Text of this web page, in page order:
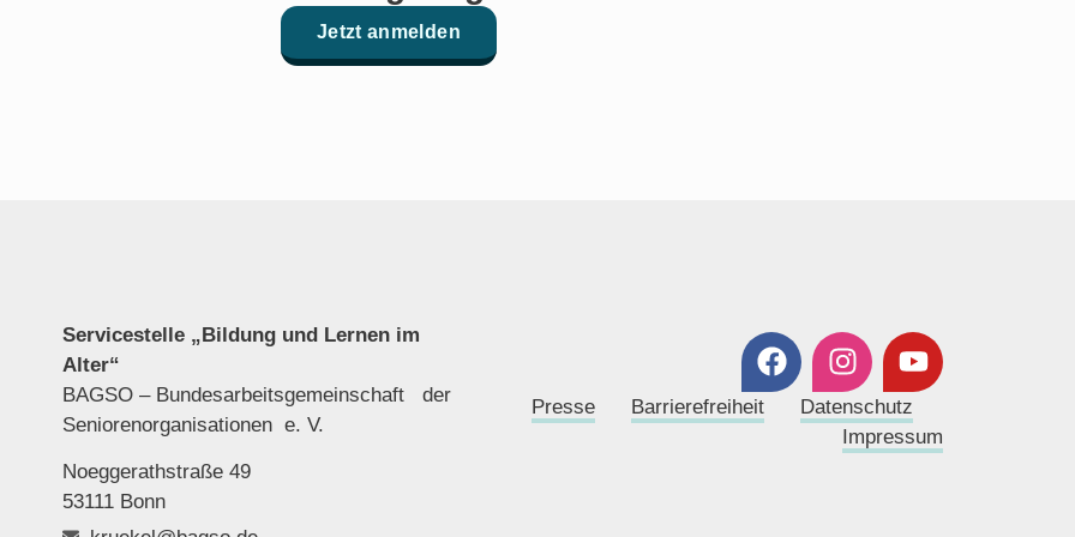
Jetzt anmelden
Servicestelle „Bildung und Lernen im
Alter“
BAGSO – Bundesarbeitsgemeinschaft der
Seniorenorganisationen e. V.
Noeggerathstraße 49
53111 Bonn
Presse Barrierefreiheit
Datenschutz
Impressum